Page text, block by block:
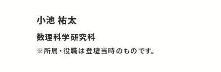
小池 祐太
数理科学研究科
※所属・役職は登壇当時のものです。